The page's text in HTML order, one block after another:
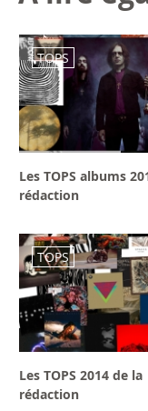
TOPS
Les TOPS albums
rédaction
TOPS
Les TOPS 2014 de la
rédaction